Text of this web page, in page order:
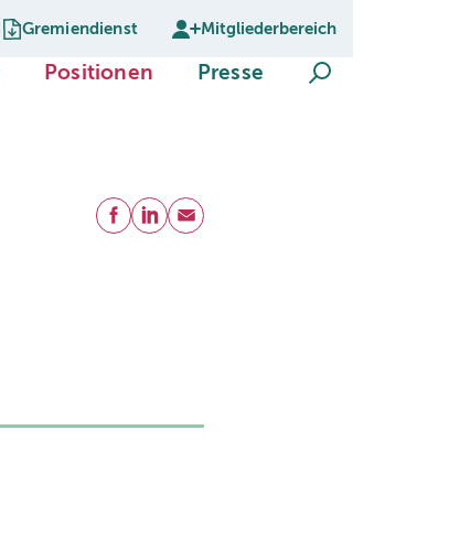
Gremiendienst Mitgliederbereich
(current)Positionen(current)
Presse (current)Suche öffnen
Teilen
Facebook
LinkedIn
E-Mail